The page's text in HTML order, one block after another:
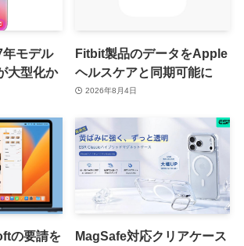
年モデル
大型化か
Fitbit製品のデータをApple
ヘルスケアと同期可能に
2026年8月4日
の要請を
MagSafe対応クリアケース